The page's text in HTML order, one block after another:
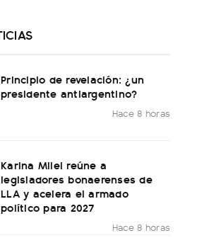
Principio de revelación: ¿un
presidente antiargentino?
Hace 8 horas
Karina Milei reúne a
legisladores bonaerenses de
LLA y acelera el armado
político para 2027
Hace 8 horas